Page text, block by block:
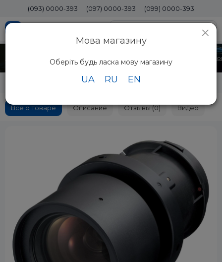
(093) 0000-393 (097) 0000-393 (099) 0000-393
Для Бизнеса для
×
Мова магазину
Оберіть будь ласка мову магазину
UA RU EN
Panasonic ET-ELS20
Все о товаре Описание Отзывы (0) Видео